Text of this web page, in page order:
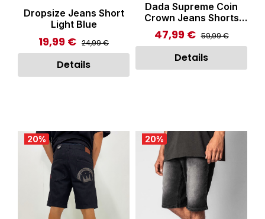
Dropsize Jeans Short
Light Blue
Verkaufspreis:
19,99 € Regulärer Preis:
24,99 €
Details
Dada Supreme Coin
Crown Jeans Shorts
Washed Blue
Verkaufspreis:
47,99 € Regulärer Preis:
59,99 €
Details
20% 20%